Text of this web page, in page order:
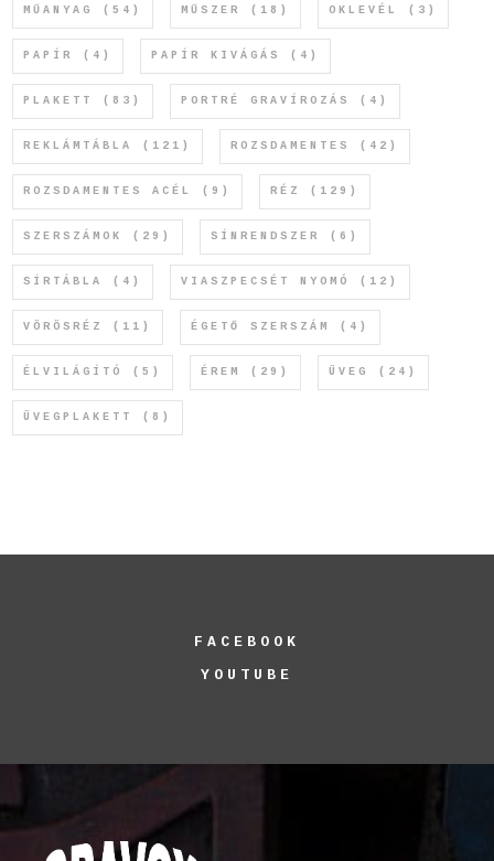
MŰANYAG (54) MŰSZER (18) OKLEVÉL (3)
PAPÍR (4) PAPÍR KIVÁGÁS (4)
PLAKETT (83) PORTRÉ GRAVÍROZÁS (4)
REKLÁMTÁBLA (121) ROZSDAMENTES (42)
ROZSDAMENTES ACÉL (9) RÉZ (129)
SZERSZÁMOK (29) SÍNRENDSZER (6)
SÍRTÁBLA (4) VIASZPECSÉT NYOMÓ (12)
VÖRÖSRÉZ (11) ÉGETŐ SZERSZÁM (4)
ÉLVILÁGÍTÓ (5) ÉREM (29) ÜVEG (24)
ÜVEGPLAKETT (8)
FACEBOOK
YOUTUBE